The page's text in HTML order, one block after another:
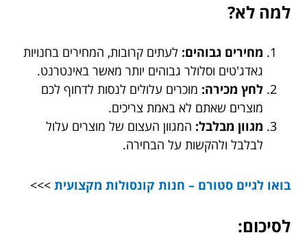
למה לא?
מחירים גבוהים: לעתים קרובות, המחירים בחנויות
גאדג'טים וסלולר גבוהים יותר מאשר באינטרנט.
לחץ מכירה: מוכרים עלולים לנסות לדחוף לכם
מוצרים שאתם לא באמת צריכים.
מגוון מבלבל: המגוון העצום של מוצרים עלול
לבלבל ולהקשות על הבחירה.
בואו לגיים סטורם – חנות קונסולות מקצועית >>>
לסיכום: